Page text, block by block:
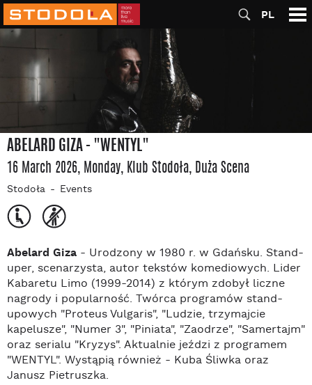
PL
ABELARD GIZA - "WENTYL"
16 March 2026, Monday, Klub Stodoła, Duża Scena
Stodoła Events
Abelard Giza - Urodzony w 1980 r. w Gdańsku. Stand-
uper, scenarzysta, autor tekstów komediowych. Lider
Kabaretu Limo (1999-2014) z którym zdobył liczne
nagrody i popularność. Twórca programów stand-
upowych "Proteus Vulgaris", "Ludzie, trzymajcie
kapelusze", "Numer 3", "Piniata", "Zaodrze", "Samertajm"
oraz serialu "Kryzys". Aktualnie jeździ z programem
"WENTYL". Wystąpią również - Kuba Śliwka oraz
Janusz Pietruszka.